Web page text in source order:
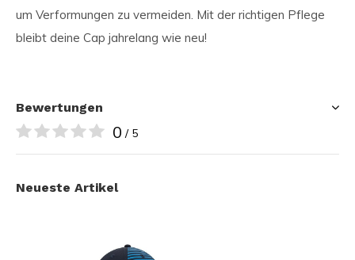
um Verformungen zu vermeiden. Mit der richtigen Pflege
bleibt deine Cap jahrelang wie neu!
Bewertungen
0 / 5
Neueste Artikel